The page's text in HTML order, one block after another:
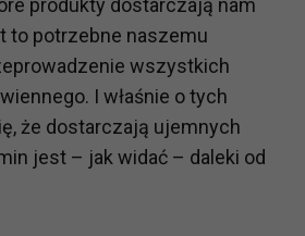
produkty dostarczają nam
to potrzebne naszemu
wszystkich
I właśnie o tych
że dostarczają ujemnych
jest – jak widać – daleki od